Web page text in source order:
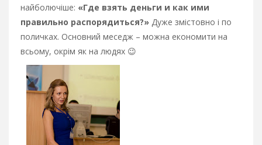
найболючіше: «Где взять деньги и как ими
правильно распорядиться?» Дуже змістовно і по
поличках. Основний меседж – можна економити на
всьому, окрім як на людях 😉